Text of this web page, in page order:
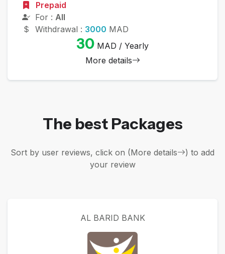
Prepaid
For : All
Withdrawal : 3000 MAD
30 MAD / Yearly
More details
The best Packages
Sort by user reviews, click on (More details
) to add
your review
AL BARID BANK